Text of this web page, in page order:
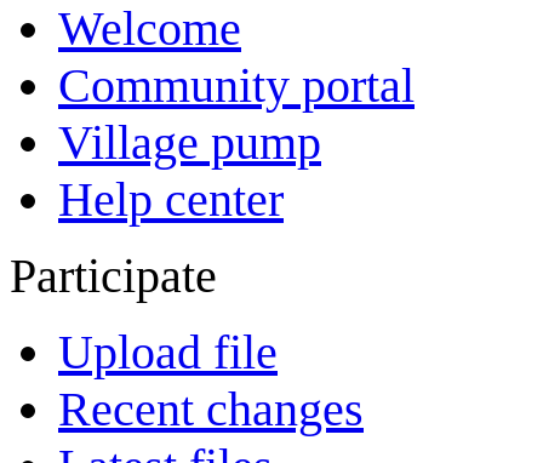
Welcome
Community portal
Village pump
Help center
Participate
Upload file
Recent changes